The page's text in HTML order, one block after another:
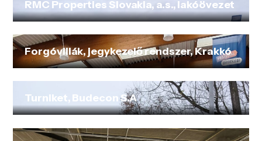
RMC Properties Slovakia, a.s., lakóövezet
Forgóvillák, jegykezelő rendszer, Krakkó
Turniket, Budecon S.A